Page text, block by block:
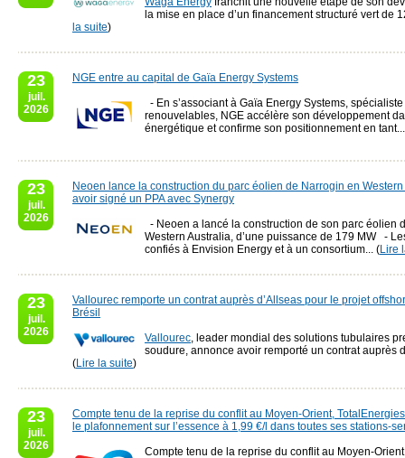
la mise en place d’un financement structuré vert de
la suite)
23
juil.
2026
NGE entre au capital de Gaïa Energy Systems
- En s’associant à Gaïa Energy Systems,
renouvelables, NGE accélère son développement
énergétique et confirme son positionnement en
23
juil.
2026
Neoen lance la construction du parc éolien de Narrogin en
avoir signé un PPA avec Synergy
- Neoen a lancé la construction de son parc éolien
Western Australia, d’une puissance de 179 MW -
confiés à Envision Energy et à un consortium... (Lire
23
juil.
2026
Vallourec remporte un contrat auprès d’Allseas pour le projet
Brésil
Vallourec, leader mondial des solutions tubulaires
soudure, annonce avoir remporté un contrat auprès
(Lire la suite)
23
juil.
2026
Compte tenu de la reprise du conflit au Moyen-Orient,
le plafonnement sur l’essence à 1,99 €/l dans toutes ses stations-
Compte tenu de la reprise du conflit au Moyen-